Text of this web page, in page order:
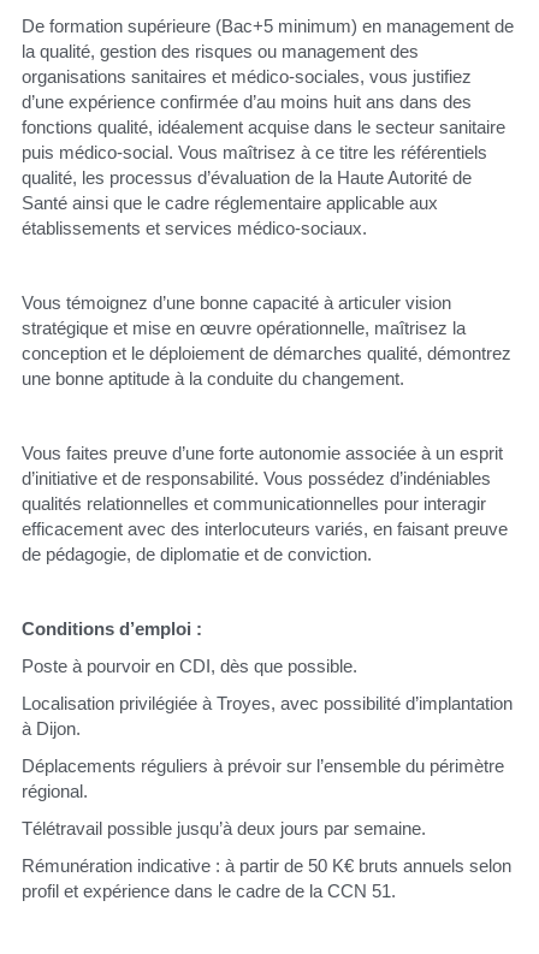
De formation supérieure (Bac+5 minimum) en management de
la qualité, gestion des risques ou management des
organisations sanitaires et médico-sociales, vous justifiez
d’une expérience confirmée d’au moins huit ans dans des
fonctions qualité, idéalement acquise dans le secteur sanitaire
puis médico-social. Vous maîtrisez à ce titre les référentiels
qualité, les processus d’évaluation de la Haute Autorité de
Santé ainsi que le cadre réglementaire applicable aux
établissements et services médico-sociaux.
Vous témoignez d’une bonne capacité à articuler vision
stratégique et mise en œuvre opérationnelle, maîtrisez la
conception et le déploiement de démarches qualité, démontrez
une bonne aptitude à la conduite du changement.
Vous faites preuve d’une forte autonomie associée à un esprit
d’initiative et de responsabilité. Vous possédez d’indéniables
qualités relationnelles et communicationnelles pour interagir
efficacement avec des interlocuteurs variés, en faisant preuve
de pédagogie, de diplomatie et de conviction.
Conditions d’emploi :
Poste à pourvoir en CDI, dès que possible.
Localisation privilégiée à Troyes, avec possibilité d’implantation
à Dijon.
Déplacements réguliers à prévoir sur l’ensemble du périmètre
régional.
Télétravail possible jusqu’à deux jours par semaine.
Rémunération indicative : à partir de 50 K€ bruts annuels selon
profil et expérience dans le cadre de la CCN 51.